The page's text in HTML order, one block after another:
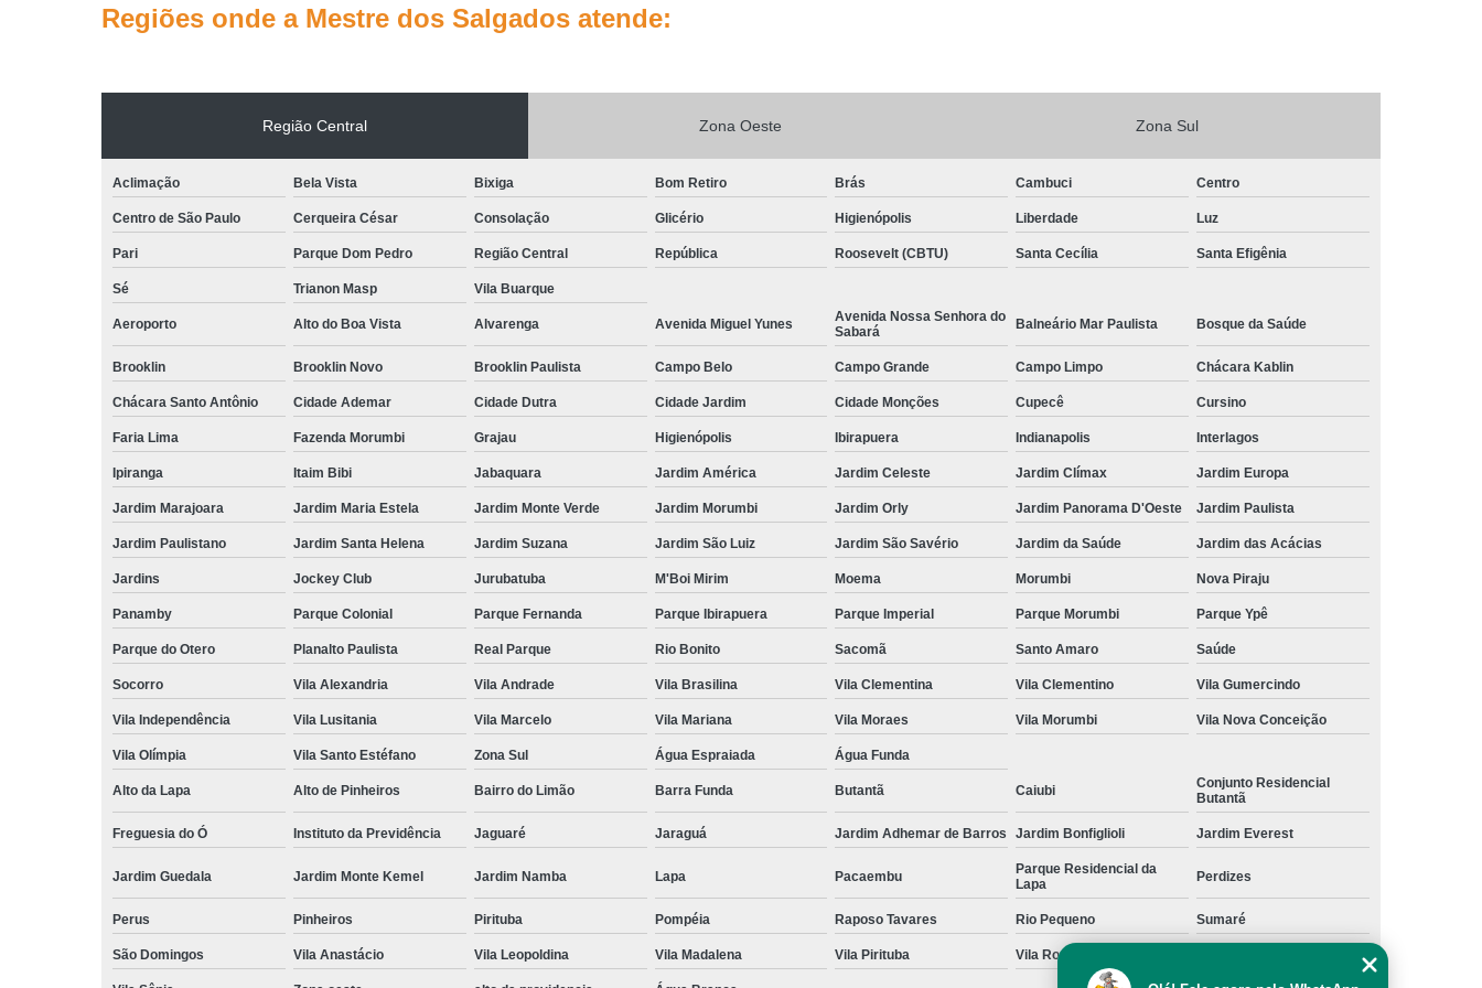
Regiões onde a Mestre dos Salgados atende:
Região Central Zona Oeste Zona Sul
Aclimação Bela Vista Bixiga Bom Retiro Brás Cambuci Centro
Centro de São Paulo Cerqueira César Consolação Glicério Higienópolis Liberdade Luz
Pari Parque Dom Pedro Região Central República Roosevelt (CBTU) Santa Cecília Santa Efigênia
Sé Trianon Masp Vila Buarque
Aeroporto Alto do Boa Vista Alvarenga Avenida Miguel Yunes
Avenida Nossa Senhora do
Sabará
Balneário Mar Paulista Bosque da Saúde
Brooklin Brooklin Novo Brooklin Paulista Campo Belo Campo Grande Campo Limpo Chácara Kablin
Chácara Santo Antônio Cidade Ademar Cidade Dutra Cidade Jardim Cidade Monções Cupecê Cursino
Faria Lima Fazenda Morumbi Grajau Higienópolis Ibirapuera Indianapolis Interlagos
Ipiranga Itaim Bibi Jabaquara Jardim América Jardim Celeste Jardim Clímax Jardim Europa
Jardim Marajoara Jardim Maria Estela Jardim Monte Verde Jardim Morumbi Jardim Orly Jardim Panorama D'Oeste Jardim Paulista
Jardim Paulistano Jardim Santa Helena Jardim Suzana Jardim São Luiz Jardim São Savério Jardim da Saúde Jardim das Acácias
Jardins Jockey Club Jurubatuba M'Boi Mirim Moema Morumbi Nova Piraju
Panamby Parque Colonial Parque Fernanda Parque Ibirapuera Parque Imperial Parque Morumbi Parque Ypê
Parque do Otero Planalto Paulista Real Parque Rio Bonito Sacomã Santo Amaro Saúde
Socorro Vila Alexandria Vila Andrade Vila Brasilina Vila Clementina Vila Clementino Vila Gumercindo
Vila Independência Vila Lusitania Vila Marcelo Vila Mariana Vila Moraes Vila Morumbi Vila Nova Conceição
Vila Olímpia Vila Santo Estéfano Zona Sul Água Espraiada Água Funda
Alto da Lapa Alto de Pinheiros Bairro do Limão Barra Funda Butantã Caiubi
Conjunto Residencial
Butantã
Freguesia do Ó Instituto da Previdência Jaguaré Jaraguá Jardim Adhemar de Barros Jardim Bonfiglioli Jardim Everest
Jardim Guedala Jardim Monte Kemel Jardim Namba Lapa Pacaembu
Parque Residencial da
Lapa
Perdizes
Perus Pinheiros Pirituba Pompéia Raposo Tavares Rio Pequeno Sumaré
São Domingos Vila Anastácio Vila Leopoldina Vila Madalena Vila Pirituba Vila Romana